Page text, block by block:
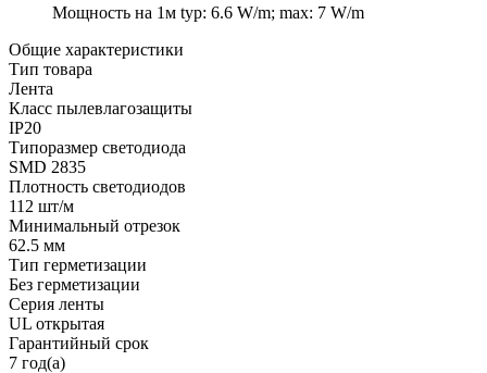
Мощность на 1м typ: 6.6 W/m; max: 7 W/m
Общие характеристики
Тип товара
Лента
Класс пылевлагозащиты
IP20
Типоразмер светодиода
SMD 2835
Плотность светодиодов
112 шт/м
Минимальный отрезок
62.5 мм
Тип герметизации
Без герметизации
Серия ленты
UL открытая
Гарантийный срок
7 год(а)